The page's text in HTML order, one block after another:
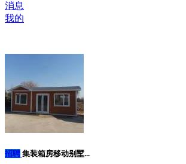
消息
我的
招聘 集装箱房移动别墅...